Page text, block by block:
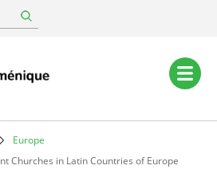
Europe
Churches in Latin Countries of Europe